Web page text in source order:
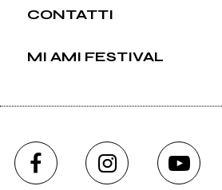
CONTATTI
MI AMI FESTIVAL